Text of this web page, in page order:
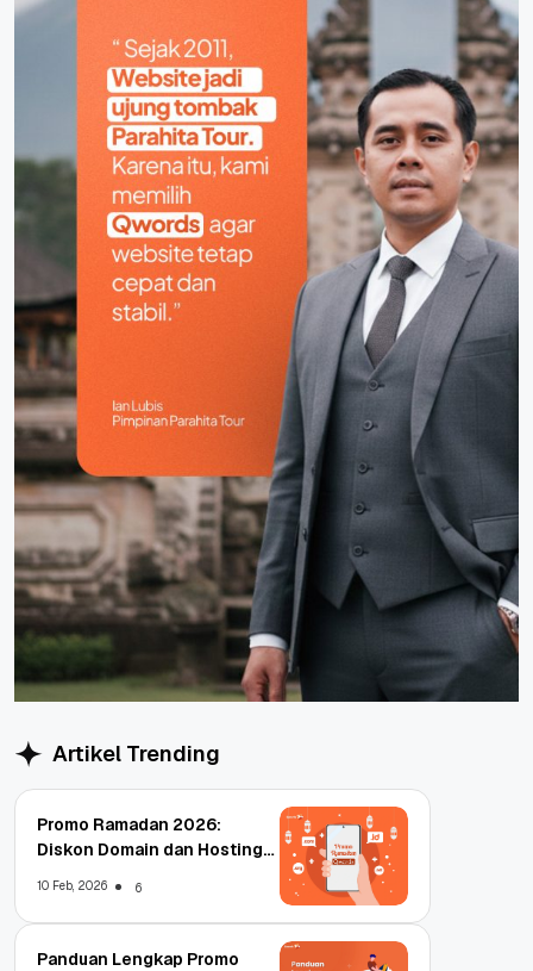
Artikel Trending
Promo Ramadan 2026:
Diskon Domain dan Hosting
10 Feb, 2026 6
Panduan Lengkap Promo